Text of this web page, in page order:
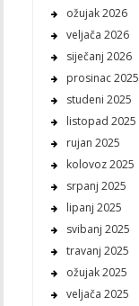
ožujak 2026
veljača 2026
siječanj 2026
prosinac 2025
studeni 2025
listopad 2025
rujan 2025
kolovoz 2025
srpanj 2025
lipanj 2025
svibanj 2025
travanj 2025
ožujak 2025
veljača 2025